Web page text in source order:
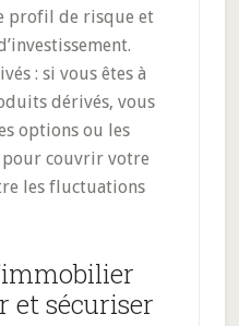
profil de risque et
: si vous êtes à
dérivés, vous
options ou les
couvrir votre
les fluctuations
et sécuriser